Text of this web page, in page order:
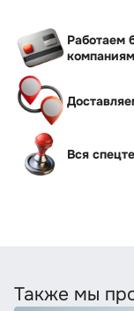
Работаем
Вся
Также мы